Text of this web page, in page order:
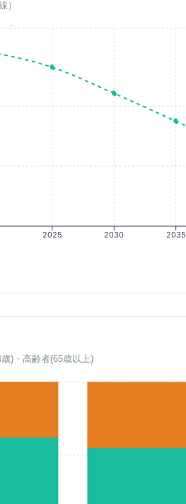
）
2025 2030 2035
)・高齢者(65歳以上)